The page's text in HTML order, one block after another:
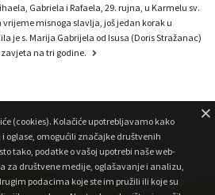
Gabriela i Rafaela, 29. rujna, u Karmelu sv.
misnoga slavlja, još jedan korak u
je s. Marija Gabrijela od Isusa (Doris Stražanac)
na tri godine.
(cookies). Kolačiće upotrebljavamo kako
oglase, omogućili značajke društvenih
tako, podatke o vašoj upotrebi naše web-
za društvene medije, oglašavanje i analizu,
podacima koje ste im pružili ili koje su